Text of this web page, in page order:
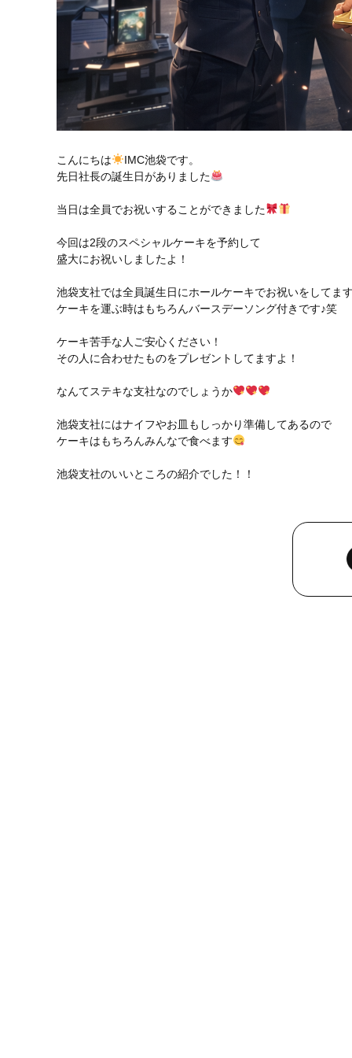
こんにちは
IMC池袋です。
先日社長の誕生日がありました
当日は全員でお祝いすることができました
今回は2段のスペシャルケーキを予約して
盛大にお祝いしましたよ！
池袋支社では全員誕生日にホールケーキでお祝いをしてま
ケーキを運ぶ時はもちろんバースデーソング付きです♪笑
ケーキ苦手な人ご安心ください！
その人に合わせたものをプレゼントしてますよ！
なんてステキな支社なのでしょうか
池袋支社にはナイフやお皿もしっかり準備してあるので
ケーキはもちろんみんなで食べます
池袋支社のいいところの紹介でした！！